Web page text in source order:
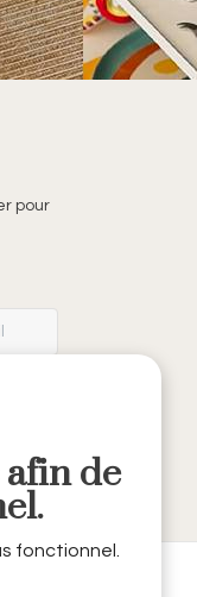
pour
afin de
fonctionnel.